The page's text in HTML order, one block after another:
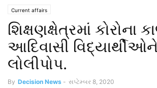
Current affairs
શિક્ષણક્ષેત્રમાં કોરોના
આદિવાસી
લોલીપોપ.
By Decision News - સપ્ટેમ્બર 8, 2020